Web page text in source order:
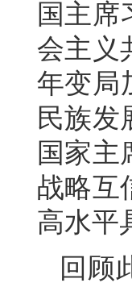
国主席
会主义
年变局
民族发
国家主
战略互
高水平
回顾